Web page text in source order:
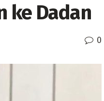
ke Dadan
0